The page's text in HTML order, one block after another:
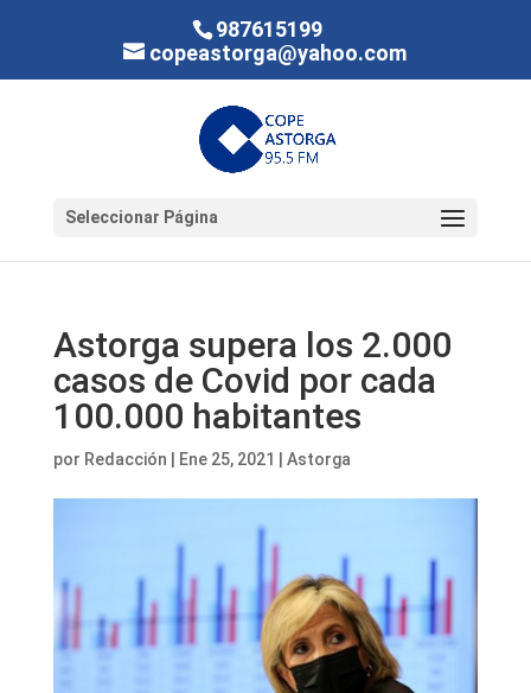
987615199
copeastorga@yahoo.com
Seleccionar Página
Astorga supera los 2.000
casos de Covid por cada
100.000 habitantes
por Redacción Ene 25, 2021 Astorga